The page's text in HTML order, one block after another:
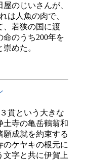
のじいさんが、
は人魚の肉で、
、若狭の国に渡
命のうち200年を
めた。
貫という大きな
土寺の亀岳鶴翁和
願成就を約束する
のケヤキの根元に
字と共に伊賀上